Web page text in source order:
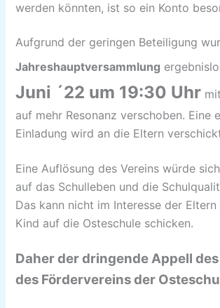
werden könnten, ist so ein Konto
Aufgrund der geringen Beteiligung
Jahreshauptversammlung
Juni ´22 um 19:30 Uhr
auf mehr Resonanz verschoben. Eine
Einladung wird an die Eltern
Eine Auflösung des Vereins würde
auf das Schulleben und die
Das kann nicht im Interesse der
Kind auf die Osteschule schicken.
Daher der dringende Appell
des Fördervereins der